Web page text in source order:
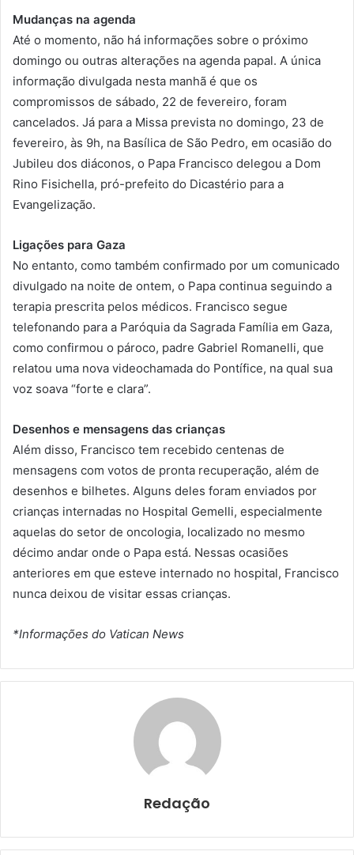
Mudanças na agenda
Até o momento, não há informações sobre o próximo
domingo ou outras alterações na agenda papal. A única
informação divulgada nesta manhã é que os
compromissos de sábado, 22 de fevereiro, foram
cancelados. Já para a Missa prevista no domingo, 23 de
fevereiro, às 9h, na Basílica de São Pedro, em ocasião do
Jubileu dos diáconos, o Papa Francisco delegou a Dom
Rino Fisichella, pró-prefeito do Dicastério para a
Evangelização.
Ligações para Gaza
No entanto, como também confirmado por um comunicado
divulgado na noite de ontem, o Papa continua seguindo a
terapia prescrita pelos médicos. Francisco segue
telefonando para a Paróquia da Sagrada Família em Gaza,
como confirmou o pároco, padre Gabriel Romanelli, que
relatou uma nova videochamada do Pontífice, na qual sua
voz soava “forte e clara”.
Desenhos e mensagens das crianças
Além disso, Francisco tem recebido centenas de
mensagens com votos de pronta recuperação, além de
desenhos e bilhetes. Alguns deles foram enviados por
crianças internadas no Hospital Gemelli, especialmente
aquelas do setor de oncologia, localizado no mesmo
décimo andar onde o Papa está. Nessas ocasiões
anteriores em que esteve internado no hospital, Francisco
nunca deixou de visitar essas crianças.
*Informações do Vatican News
Redação